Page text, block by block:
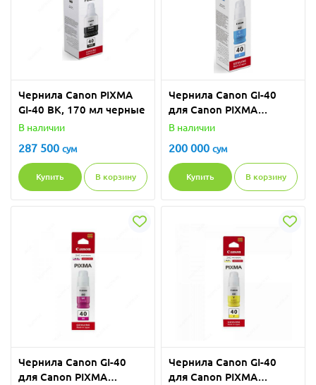
Чернила Canon PIXMA
GI-40 BK, 170 мл черные
В наличии
287 500 сум
Купить В корзину
Чернила Canon GI-40
для Canon PIXMA
голубой
В наличии
200 000 сум
Купить В корзину
Чернила Canon GI-40
для Canon PIXMA
Чернила Canon GI-40
для Canon PIXMA